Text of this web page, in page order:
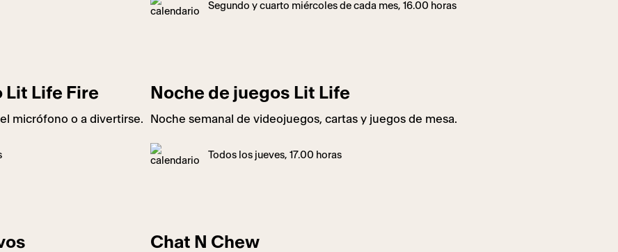
Segundo y cuarto miércoles de cada mes, 16.00 horas
Lit Life Fire
micrófono o a divertirse.
Noche de juegos Lit Life
Noche semanal de videojuegos, cartas y juegos de mesa.
Todos los jueves, 17.00 horas
Chat N Chew